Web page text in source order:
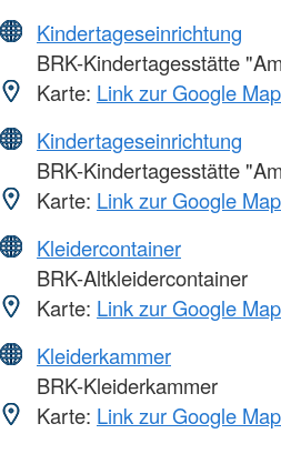
Kindertageseinrichtung
BRK-Kindertagesstätte
Karte: Link zur Google
Kindertageseinrichtung
BRK-Kindertagesstätte
Karte: Link zur Google
Kleidercontainer
BRK-Altkleidercontainer
Karte: Link zur Google
Kleiderkammer
BRK-Kleiderkammer
Karte: Link zur Google